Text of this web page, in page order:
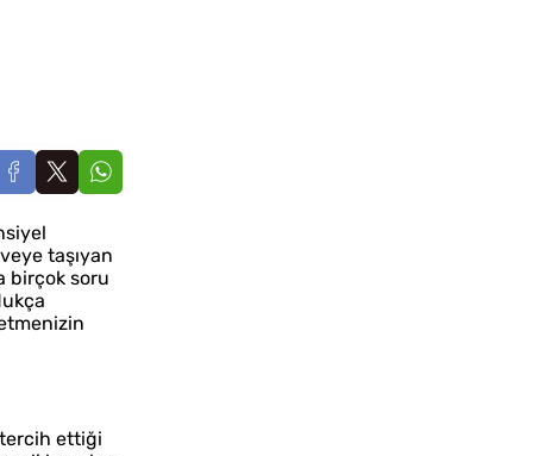
taşıyan
birçok soru
ettiği